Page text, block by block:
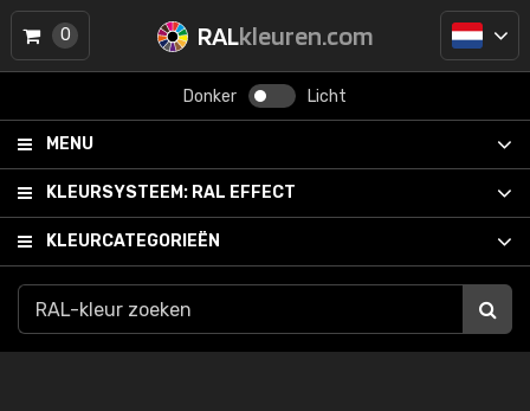
RALkleuren.com
Donker Licht
MENU
KLEURSYSTEEM: RAL EFFECT
KLEURCATEGORIEËN
0